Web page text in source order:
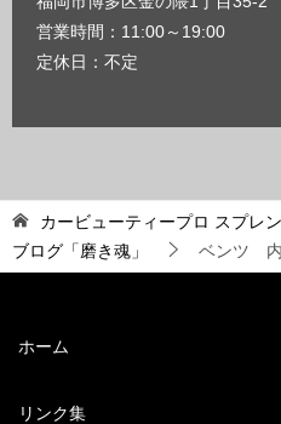
営業時間：11:00～19:00
定休日：不定
カービューティープロ スプレ
ブログ「磨き魂」
ベンツ 内
ホーム
リンク集